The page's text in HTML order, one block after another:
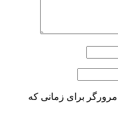
برای زمانی که